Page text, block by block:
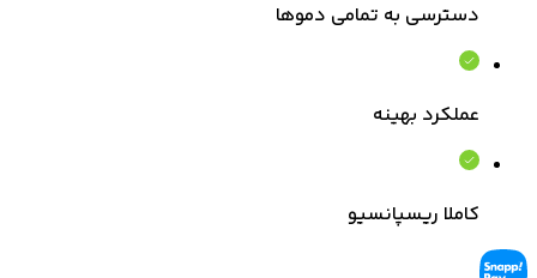
دسترسی به تمامی دموها
عملکرد بهینه
کاملا ریسپانسیو